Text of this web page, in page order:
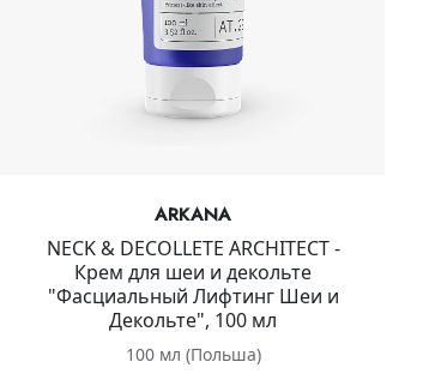
ARKANA
NECK & DECOLLETE ARCHITECT -
Крем для шеи и декольте
"Фасциальный Лифтинг Шеи и
Декольте", 100 мл
100 мл (Польша)